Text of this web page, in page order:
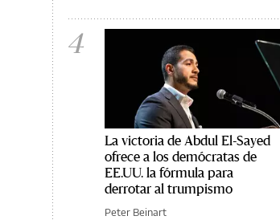
4
La victoria de Abdul El-Sayed
ofrece a los demócratas de
EE.UU. la fórmula para
derrotar al trumpismo
Peter Beinart